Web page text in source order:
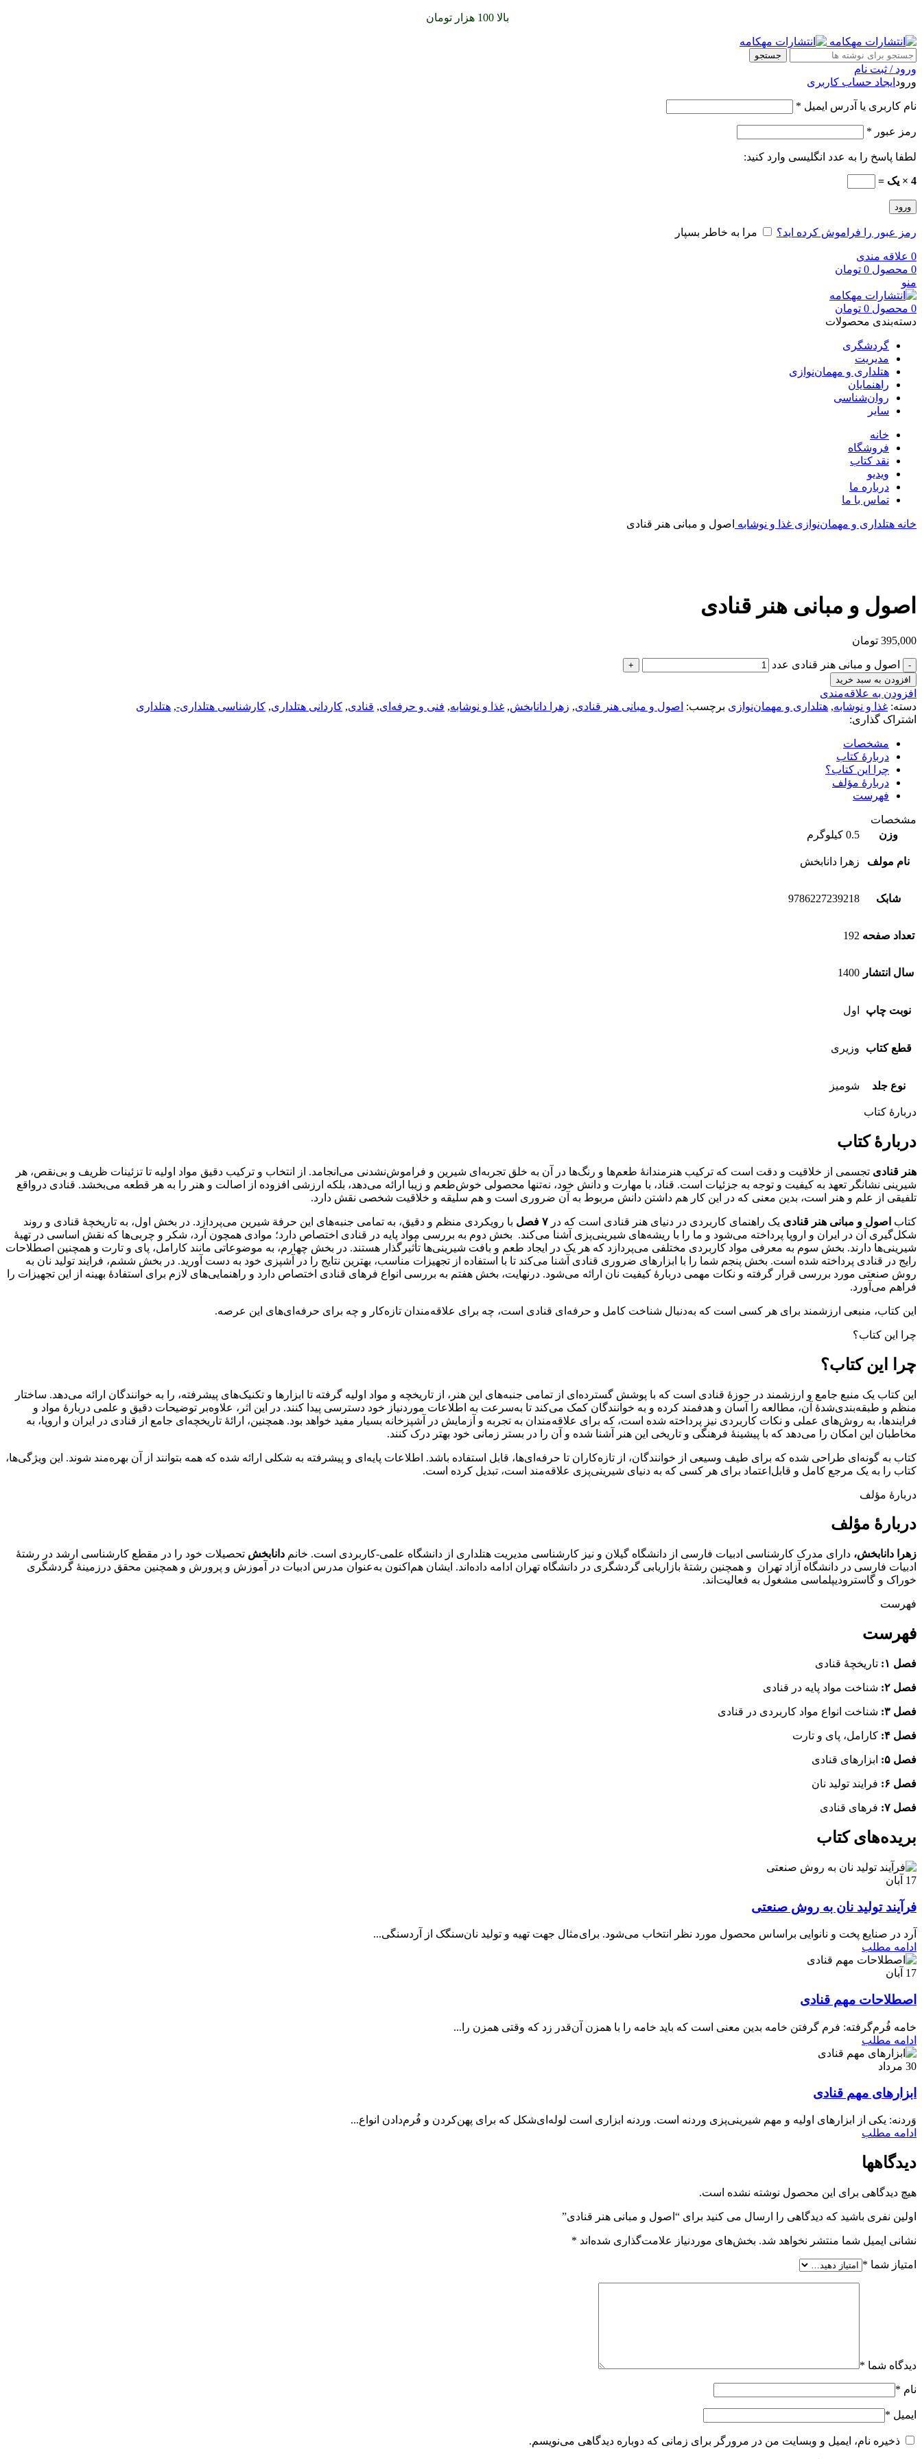
بالا 100 هزار تومان
جستجو
ورود / ثبت نام
ورود ایجاد حساب کاربری
نام کاربری یا آدرس ایمیل *
رمز عبور *
لطفا پاسخ را به عدد انگلیسی وارد کنید:
4 × یک =
ورود
رمز عبور را فراموش کرده اید؟ مرا به خاطر بسپار
0 علاقه مندی
0 محصول 0 تومان
منو
0 محصول 0 تومان
دسته‌بندی محصولات
گردشگری
مدیریت
هتلداری و مهمان‌نوازی
راهنمایان
روان‌شناسی
سایر
خانه
فروشگاه
نقد کتاب
ویدیو
درباره‌ ما
تماس با ما
خانه هتلداری و مهمان‌نوازی غذا و نوشابه اصول و مبانی هنر قنادی
اصول و مبانی هنر قنادی
395,000 تومان
اصول و مبانی هنر قنادی عدد
افزودن به سبد خرید
افزودن به علاقه‌مندی
دسته: غذا و نوشابه, هتلداری و مهمان‌نوازی برچسب: اصول و مبانی هنر قنادی, زهرا دانابخش, غذا و نوشابه, فنی و حرفه‌ای, قنادی, کاردانی هتلداری, کارشناسی هتلداری-, هتلداری
اشتراک گذاری:
مشخصات
دربارۀ کتاب
چرا این کتاب؟
دربارۀ مؤلف
فهرست
مشخصات
وزن
0.5 کیلوگرم
نام مولف زهرا دانابخش
شابک 9786227239218
تعداد صفحه 192
سال انتشار 1400
نوبت چاپ اول
قطع کتاب وزیری
نوع جلد شومیز
دربارۀ کتاب
دربارۀ کتاب
هنر قنادی تجسمی از خلاقیت و دقت است که ترکیب هنرمندانۀ طعم‌ها و رنگ‌ها در آن به خلق تجربه‌ای شیرین و فراموش‌نشدنی می‌انجامد. از انتخاب و ترکیب دقیق مواد اولیه تا تزئینات ظریف و بی‌نقص، هر
شیرینی نشانگر تعهد به کیفیت و توجه به جزئیات است. قناد، با مهارت و دانش خود، نه‌تنها محصولی خوش‌طعم و زیبا ارائه می‌دهد، بلکه ارزشی افزوده از اصالت و هنر را به هر قطعه می‌بخشد. قنادی درواقع
تلفیقی از علم و هنر است، بدین معنی که در این کار هم داشتن دانش مربوط به آن ضروری است و هم سلیقه و خلاقیت شخصی نقش دارد.
کتاب اصول و مبانی هنر قنادی یک راهنمای کاربردی در دنیای هنر قنادی است که در ۷ فصل
با رویکردی منظم و دقیق، به تمامی جنبه‌های این حرفة شیرین می‌پردازد. در بخش اول، به تاریخچۀ قنادی و روند
شکل‌گیری آن در ایران و اروپا پرداخته می‌شود و ما را با ریشه‌های شیرینی‌پزی آشنا می‌کند. بخش دوم به بررسی مواد پایه در قنادی اختصاص دارد؛ موادی همچون آرد، شکر و چربی‌ها که نقش اساسی در تهیۀ
شیرینی‌ها دارند. بخش سوم به معرفی مواد کاربردی مختلفی می‌پردازد که هر یک در ایجاد طعم و بافت شیرینی‌ها تأثیرگذار هستند. در بخش چهارم، به موضوعاتی مانند کارامل، پای و تارت و همچنین اصطلاحات
رایج در قنادی پرداخته شده است. بخش پنجم شما را با ابزارهای ضروری قنادی آشنا می‌کند تا با استفاده از تجهیزات مناسب، بهترین نتایج را در آشپزی خود به دست آورید. در بخش ششم، فرایند تولید نان به
روش صنعتی مورد بررسی قرار گرفته و نکات مهمی دربارۀ کیفیت نان ارائه می‌شود. درنهایت، بخش هفتم به بررسی انواع فرهای قنادی اختصاص دارد و راهنمایی‌های لازم برای استفادۀ بهینه از این تجهیزات را
فراهم می‌آورد.
این کتاب، منبعی ارزشمند برای هر کسی است که به‌دنبال شناخت کامل و حرفه‌ای قنادی است، چه برای علاقه‌مندان تازه‌کار و چه برای حرفه‌ای‌های این عرصه.
چرا این کتاب؟
چرا این کتاب؟
این کتاب یک منبع جامع و ارزشمند در حوزۀ قنادی است که با پوشش گسترده‌ای از تمامی جنبه‌های این هنر، از تاریخچه و مواد اولیه گرفته تا ابزارها و تکنیک‌های پیشرفته، را به خوانندگان ارائه می‌دهد. ساختار
منظم و طبقه‌بندی‌شدۀ آن، مطالعه را آسان و هدفمند کرده و به خوانندگان کمک می‌کند تا به‌سرعت به اطلاعات موردنیاز خود دسترسی پیدا کنند. در این اثر، علاوه‌بر توضیحات دقیق و علمی دربارۀ مواد و
فرایندها، به روش‌های عملی و نکات کاربردی نیز پرداخته شده است، که برای علاقه‌مندان به تجربه و آزمایش در آشپزخانه بسیار مفید خواهد بود. همچنین، ارائۀ تاریخچه‌ای جامع از قنادی در ایران و اروپا، به
مخاطبان این امکان را می‌دهد که با پیشینۀ فرهنگی و تاریخی این هنر آشنا شده و آن را در بستر زمانی خود بهتر درک کنند.
کتاب به گونه‌ای طراحی شده که برای طیف وسیعی از خوانندگان، از تازه‌کاران تا حرفه‌ای‌ها، قابل استفاده باشد. اطلاعات پایه‌ای و پیشرفته به شکلی ارائه شده که همه بتوانند از آن بهره‌مند شوند. این ویژگی‌ها،
کتاب را به یک مرجع کامل و قابل‌اعتماد برای هر کسی که به دنیای شیرینی‌پزی علاقه‌مند است، تبدیل کرده است.
دربارۀ مؤلف
دربارۀ مؤلف
زهرا دانابخش، دارای مدرک کارشناسی ادبیات فارسی از دانشگاه گیلان و نیز کارشناسی مدیریت هتلداری از دانشگاه علمی-کاربردی است. خانم دانابخش تحصیلات خود را در مقطع کارشناسی ارشد در رشتۀ
ادبیات فارسی در دانشگاه آزاد تهران و همچنین رشتۀ بازاریابی گردشگری در دانشگاه تهران ادامه داده‌اند. ایشان هم‌اکنون به‌عنوان مدرس ادبیات در آموزش و پرورش و همچنین محقق درزمینۀ گردشگری
خوراک و گاسترودیپلماسی مشغول به فعالیت‌اند.
فهرست
فهرست
فصل ۱: تاریخچۀ قنادی
فصل ۲: شناخت مواد پایه در قنادی
فصل ۳: شناخت انواع مواد کاربردی در قنادی
فصل ۴: کارامل، پای و تارت
فصل ۵: ابزارهای قنادی
فصل ۶: فرایند تولید نان
فصل ۷: فرهای قنادی
بریده‌های کتاب
17 آبان
فرآیند تولید نان به روش صنعتی
آرد در صنایع پخت و نانوایی براساس محصول مورد نظر انتخاب می‌شود. برای‌مثال جهت تهیه و تولید نان‌سنگک از آردسنگی...
ادامه مطلب
17 آبان
اصطلاحات مهم قنادی
خامه فُرم‌گرفته: فرم گرفتن خامه بدین معنی است که باید خامه را با همزن آن‌قدر زد که وقتی همزن را...
ادامه مطلب
30 مرداد
ابزارهای مهم قنادی
وَردنه: یکی از ابزارهای اولیه و مهم شیرینی‌پزی وردنه است. وردنه ابزاری است لوله‌ای‌شکل که برای پهن‌کردن و فُرم‌دادن انواع...
ادامه مطلب
دیدگاهها
هیچ دیدگاهی برای این محصول نوشته نشده است.
اولین نفری باشید که دیدگاهی را ارسال می کنید برای “اصول و مبانی هنر قنادی”
نشانی ایمیل شما منتشر نخواهد شد. بخش‌های موردنیاز علامت‌گذاری شده‌اند *
امتیاز شما *
دیدگاه شما *
نام *
ایمیل *
ذخیره نام، ایمیل و وبسایت من در مرورگر برای زمانی که دوباره دیدگاهی می‌نویسم.